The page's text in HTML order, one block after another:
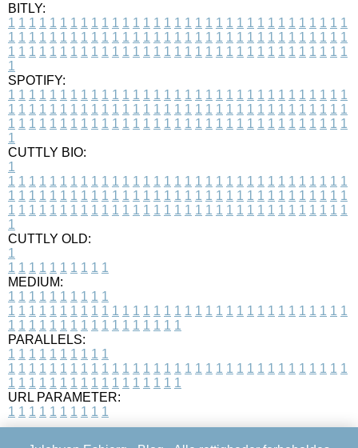
BITLY:
1 1 1 1 1 1 1 1 1 1 1 1 1 1 1 1 1 1 1 1 1 1 1 1 1 1 1 1 1 1 1 1 1
1 1 1 1 1 1 1 1 1 1 1 1 1 1 1 1 1 1 1 1 1 1 1 1 1 1 1 1 1 1 1 1 1
1 1 1 1 1 1 1 1 1 1 1 1 1 1 1 1 1 1 1 1 1 1 1 1 1 1 1 1 1 1 1 1 1
1
SPOTIFY:
1 1 1 1 1 1 1 1 1 1 1 1 1 1 1 1 1 1 1 1 1 1 1 1 1 1 1 1 1 1 1 1 1
1 1 1 1 1 1 1 1 1 1 1 1 1 1 1 1 1 1 1 1 1 1 1 1 1 1 1 1 1 1 1 1 1
1 1 1 1 1 1 1 1 1 1 1 1 1 1 1 1 1 1 1 1 1 1 1 1 1 1 1 1 1 1 1 1 1
1
CUTTLY BIO:
1
1 1 1 1 1 1 1 1 1 1 1 1 1 1 1 1 1 1 1 1 1 1 1 1 1 1 1 1 1 1 1 1 1
1 1 1 1 1 1 1 1 1 1 1 1 1 1 1 1 1 1 1 1 1 1 1 1 1 1 1 1 1 1 1 1 1
1 1 1 1 1 1 1 1 1 1 1 1 1 1 1 1 1 1 1 1 1 1 1 1 1 1 1 1 1 1 1 1 1
1
CUTTLY OLD:
1
1 1 1 1 1 1 1 1 1 1
MEDIUM:
1 1 1 1 1 1 1 1 1 1
1 1 1 1 1 1 1 1 1 1 1 1 1 1 1 1 1 1 1 1 1 1 1 1 1 1 1 1 1 1 1 1 1
1 1 1 1 1 1 1 1 1 1 1 1 1 1 1 1 1
PARALLELS:
1 1 1 1 1 1 1 1 1 1
1 1 1 1 1 1 1 1 1 1 1 1 1 1 1 1 1 1 1 1 1 1 1 1 1 1 1 1 1 1 1 1 1
1 1 1 1 1 1 1 1 1 1 1 1 1 1 1 1 1
URL PARAMETER:
1 1 1 1 1 1 1 1 1 1